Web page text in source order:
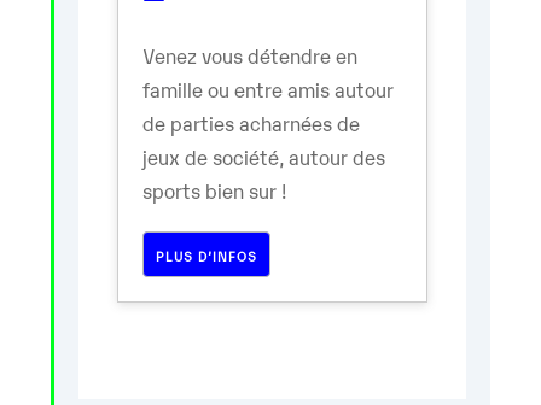
Venez vous détendre en
famille ou entre amis autour
de parties acharnées de
jeux de société, autour des
sports bien sur !
PLUS D’INFOS